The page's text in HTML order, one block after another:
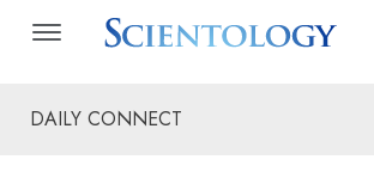
DAILY CONNECT